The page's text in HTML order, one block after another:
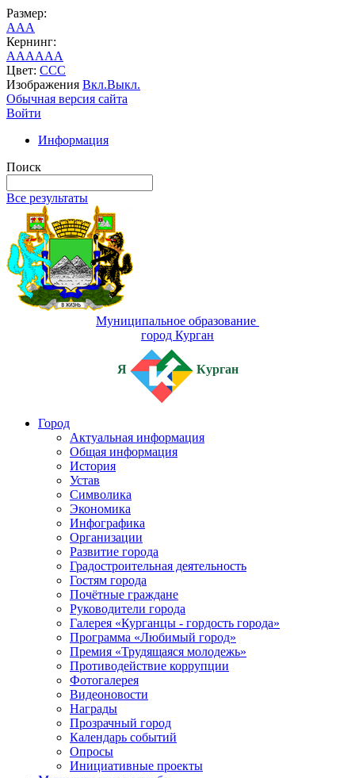
Размер:
AAA
Кернинг:
AAAAAA
Цвет: CCC
Изображения Вкл.Выкл.
Обычная версия сайта
Войти
Информация
Поиск
Все результаты
Муниципальное образование
город Курган
Я Курган
Город
Актуальная информация
Общая информация
История
Устав
Символика
Экономика
Инфографика
Организации
Развитие города
Градостроительная деятельность
Гостям города
Почётные граждане
Руководители города
Галерея «Курганцы - гордость города»
Программа «Любимый город»
Премия «Трудящаяся молодежь»
Противодействие коррупции
Фотогалерея
Видеоновости
Награды
Прозрачный город
Календарь событий
Опросы
Инициативные проекты